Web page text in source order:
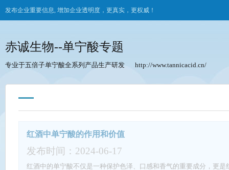
发布企业重要信息, 增加企业透明度，更真实，更权威！
赤诚生物--单宁酸专题
专业于五倍子单宁酸全系列产品生产研发 http://www.tannicacid.cn/
红酒中单宁酸的作用和价值
发布时间：2024-06-17
红酒中的单宁酸不仅是一种保护色泽、口感和香气的重要成分，更